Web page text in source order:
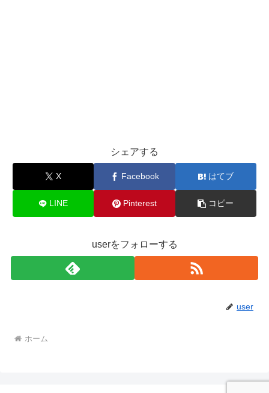
シェアする
X Facebook はてブ
LINE Pinterest コピー
userをフォローする
user
ホーム